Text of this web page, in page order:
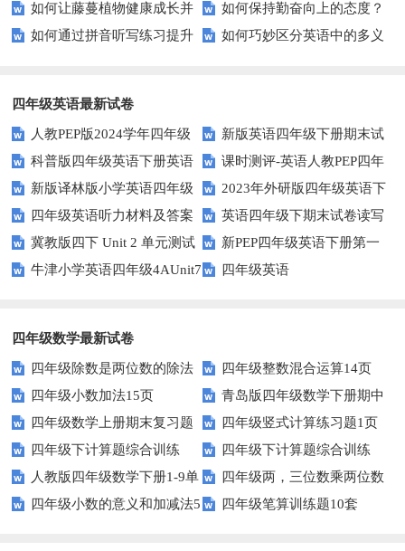
不屈不挠的精神？
子到成熟需知哪些关键点？
如何让藤蔓植物健康成长并
快速攀爬？
如何保持勤奋向上的态度？
这些方法让你事半功倍！
如何通过拼音听写练习提升
如何巧妙区分英语中的多义
四年级英语最新试卷
人教PEP版2024学年四年级
英语下册期末测试卷
新版英语四年级下册期末试
卷
科普版四年级英语下册英语
Lesson1测试题及答案
课时测评-英语人教PEP四年
级上册 unit3 What would you
like-PartB练习及答案 (3)
新版译林版小学英语四年级
下册试卷Unit1-Unit2单元测试题
2023年外研版四年级英语下
册期中检测试题
四年级英语听力材料及答案
英语四年级下期末试卷读写
部分答案
冀教版四下 Unit 2 单元测试
新PEP四年级英语下册第一
单元测试题
牛津小学英语四年级4AUnit7
四年级英语
四年级数学最新试卷
四年级除数是两位数的除法
11页
四年级整数混合运算14页
四年级小数加法15页
青岛版四年级数学下册期中
测试题及答案
四年级数学上册期末复习题
及详细答案(5套)
四年级竖式计算练习题1页
（无答案）
四年级下计算题综合训练
（师版）
四年级下计算题综合训练
（学生版）
人教版四年级数学下册1-9单
元试题(含期中及3套期末)
四年级两，三位数乘两位数
22页
四年级小数的意义和加减法5
四年级笔算训练题10套